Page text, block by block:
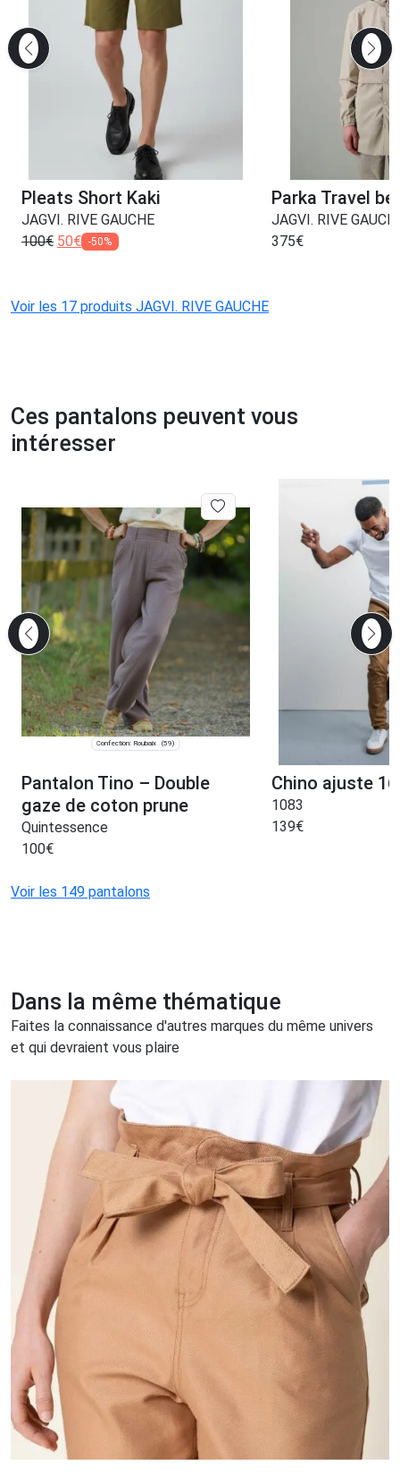
Pleats Short Kaki
JAGVI. RIVE GAUCHE
100€ 50€ -50%
Parka Travel
JAGVI. RIVE
375€
Voir les 17 produits JAGVI. RIVE GAUCHE
Ces pantalons peuvent vous
intéresser
Confection: Roubaix (59)
Pantalon Tino – Double
gaze de coton prune
Quintessence
100€
Chino ajuste
1083
139€
Voir les 149 pantalons
Dans la même thématique
Faites la connaissance d'autres marques du même univers
et qui devraient vous plaire